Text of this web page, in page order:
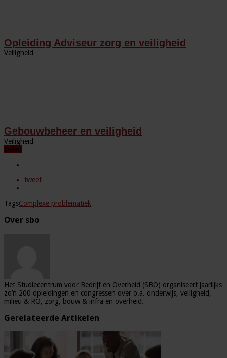
Opleiding Adviseur zorg en veiligheid
Veiligheid
Gebouwbeheer en veiligheid
Veiligheid
Delen
tweet
TagsComplexe problematiek
Over sbo
Het Studiecentrum voor Bedrijf en Overheid (SBO) organiseert jaarlijks
zo’n 200 opleidingen en congressen over o.a. onderwijs, veiligheid,
milieu & RO, zorg, bouw & infra en overheid.
Gerelateerde Artikelen